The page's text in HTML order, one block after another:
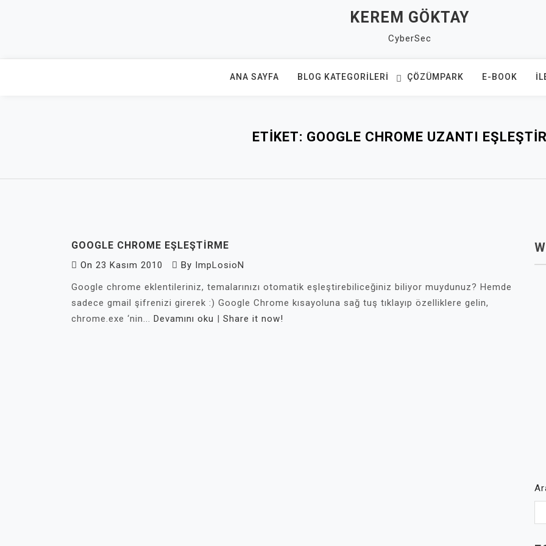
KEREM GÖKTAY
CyberSec
ANA SAYFA BLOG KATEGORILERI ÇÖZÜMPARK E-BOOK
ETIKET: GOOGLE CHROME UZANTI
GOOGLE CHROME EŞLEŞTIRME
On 23 Kasım 2010 By ImpLosioN
Google chrome eklentileriniz, temalarınızı otomatik eşleştirebiliceğiniz biliyor muydunuz? Hemde
sadece gmail şifrenizi girerek :) Google Chrome kısayoluna sağ tuş tıklayıp özelliklere gelin,
chrome.exe ‘nin... Devamını oku | Share it now!